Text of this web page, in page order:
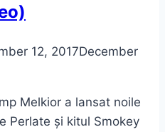
12, 2017December
Melkior a lansat noile
Perlate și kitul Smokey